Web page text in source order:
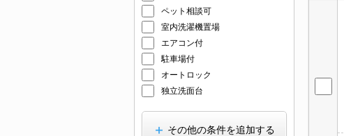
ペット相談可
室内洗濯機置場
エアコン付
駐車場付
オートロック
独立洗面台
その他の条件を追加する